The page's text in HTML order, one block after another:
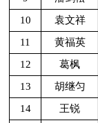
10
袁文祥
11
黄福英
12
葛枫
13
胡继匀
14
王锐